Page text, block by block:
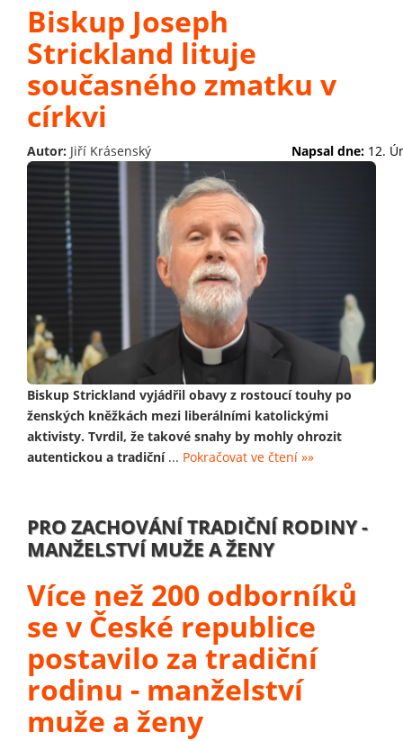
Biskup Joseph
Strickland lituje
současného zmatku v
církvi
Autor: Jiří Krásenský Napsal dne: 12.
Biskup Strickland vyjádřil obavy z rostoucí touhy po
ženských kněžkách mezi liberálními katolickými
aktivisty. Tvrdil, že takové snahy by mohly ohrozit
autentickou a tradiční... Pokračovat ve čtení »»
PRO ZACHOVÁNÍ TRADIČNÍ RODINY -
MANŽELSTVÍ MUŽE A ŽENY
Více než 200 odborníků
se v České republice
postavilo za tradiční
rodinu - manželství
muže a ženy